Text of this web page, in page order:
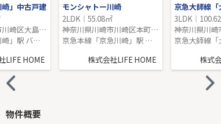
」中古戸建
神奈川県川崎市川崎区大島４丁目
京浜東北線「川崎」駅 バス7分 「大島四丁目」 停歩3分
LIFE HOME
モンシャトー川崎
2LDK｜55.08㎡
神奈川県川崎市川崎区本町２丁目
京急本線「京急川崎」駅 徒歩8分
株式会社LIFE HOME
3LDK｜
神奈川県川
株式
物件概要